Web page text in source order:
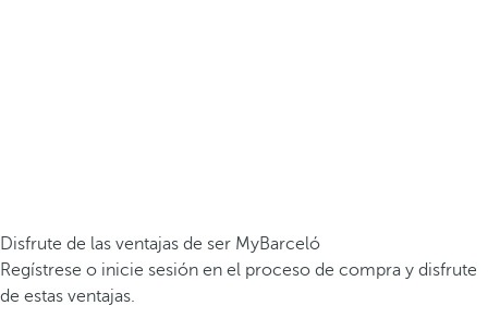
Disfrute de las ventajas de ser MyBarceló
Regístrese o inicie sesión en el proceso de compra y disfrute
de estas ventajas.